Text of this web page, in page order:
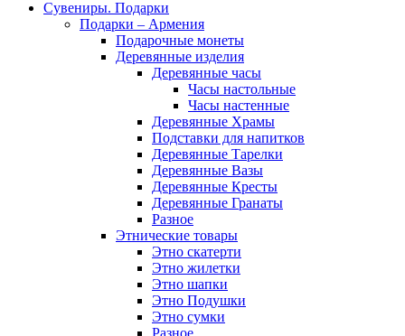
Сувениры. Подарки
Подарки – Армения
Подарочные монеты
Деревянные изделия
Деревянные часы
Часы настольные
Часы настенные
Деревянные Храмы
Подставки для напитков
Деревянные Тарелки
Деревянные Вазы
Деревянные Кресты
Деревянные Гранаты
Разное
Этнические товары
Этно скатерти
Этно жилетки
Этно шапки
Этно Подушки
Этно сумки
Разное